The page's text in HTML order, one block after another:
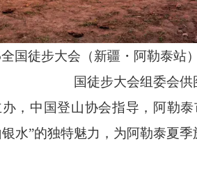
全国徒步大会（新疆・阿勒泰站
国徒步大会组委会供
，中国登山协会指导，阿勒
水”的独特魅力，为阿勒泰夏季